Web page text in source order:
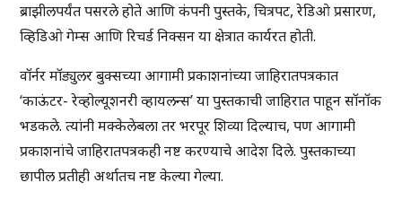
ब्राझीलपर्यंत पसरले होते आणि कंपनी पुस्तके, चित्रपट, रेडिओ प्रसारण,
व्हिडिओ गेम्स आणि रिचर्ड निक्सन या क्षेत्रात कार्यरत होती.
वॉर्नर मॉड्युलर बुक्सच्या आगामी प्रकाशनांच्या जाहिरातपत्रकात
‘काऊंटर- रेव्होल्यूशनरी व्हायलन्स’ या पुस्तकाची जाहिरात पाहून सॉनॉक
भडकले. त्यांनी मक्केलेबला तर भरपूर शिव्या दिल्याच, पण आगामी
प्रकाशनांचे जाहिरातपत्रकही नष्ट करण्याचे आदेश दिले. पुस्तकाच्या
छापील प्रतीही अर्थातच नष्ट केल्या गेल्या.